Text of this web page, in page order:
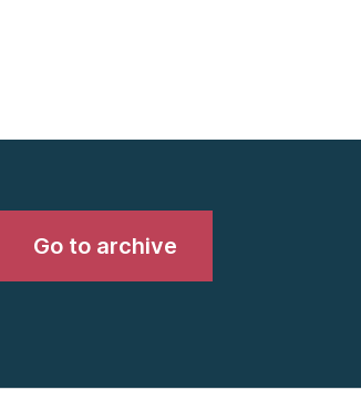
Go to archive